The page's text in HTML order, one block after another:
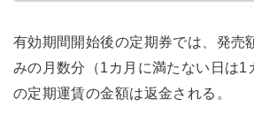
有効期間開始後の定期券では、発売
みの月数分（1カ月に満たない日は1
の定期運賃の金額は返金される。